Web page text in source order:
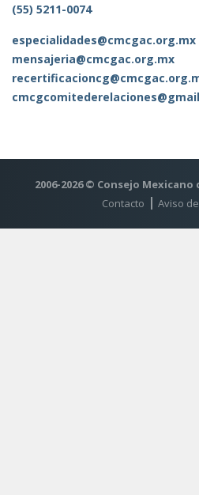
(55) 5211-0074
especialidades@cmcgac.org.mx
mensajeria@cmcgac.org.mx
2006-2026 © Consejo Mexicano
Contacto
Aviso